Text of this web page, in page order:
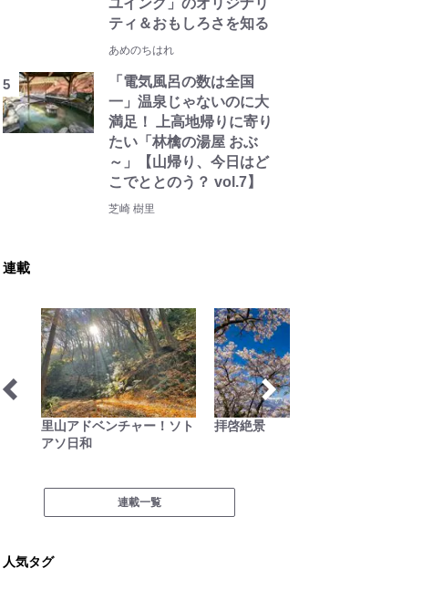
ユイング」のオリジナリ
ティ＆おもしろさを知る
あめのちはれ
「電気風呂の数は全国
一」温泉じゃないのに大
満足！ 上高地帰りに寄り
たい「林檎の湯屋 おぶ
～」【山帰り、今日はど
こでととのう？ vol.7】
芝崎 樹里
連載
里山アドベンチャー！ソト
アソ日和
拝啓絶景
連載一覧
人気タグ